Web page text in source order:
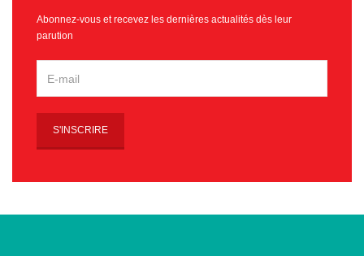
Abonnez-vous et recevez les dernières actualités dès leur
parution